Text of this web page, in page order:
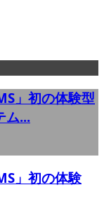
」初の体験型
ム...
」初の体験